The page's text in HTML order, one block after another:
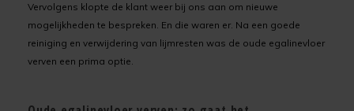
Vervolgens klopte de klant weer bij ons aan om nieuwe
mogelijkheden te bespreken. En die waren er. Na een goede
reiniging en verwijdering van lijmresten was de oude egalinevloer
verven een prima optie.